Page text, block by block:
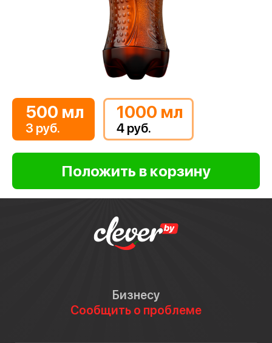
500 мл
3 руб.
1000 мл
4 руб.
Бизнесу
Сообщить о проблеме